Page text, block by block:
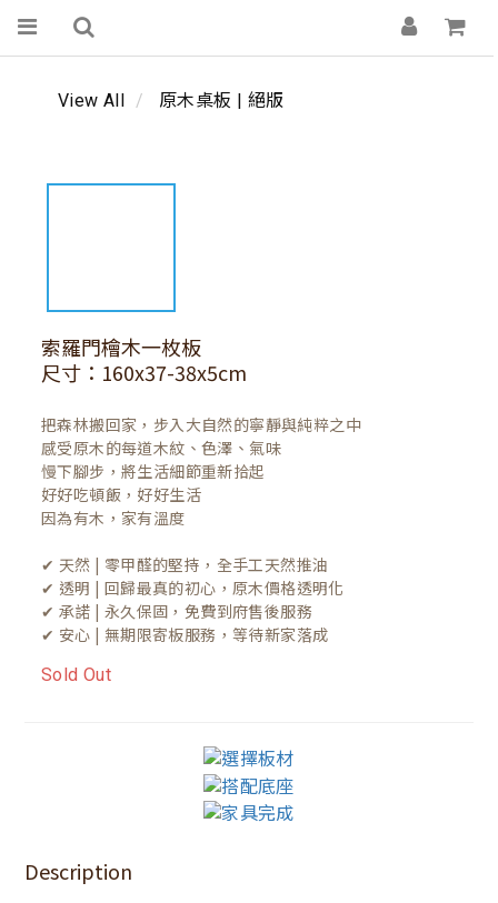
View All 原木桌板 | 絕版
索羅門檜木一枚板
尺寸：160x37-38x5cm
把森林搬回家，步入大自然的寧靜與純粹之中
感受原木的每道木紋、色澤、氣味
慢下腳步，將生活細節重新拾起
好好吃頓飯，好好生活
因為有木，家有溫度
✔ 天然 | 零甲醛的堅持，全手工天然推油
✔ 透明 | 回歸最真的初心，原木價格透明化
✔ 承諾 | 永久保固，免費到府售後服務
✔ 安心 | 無期限寄板服務，等待新家落成
Sold Out
Description